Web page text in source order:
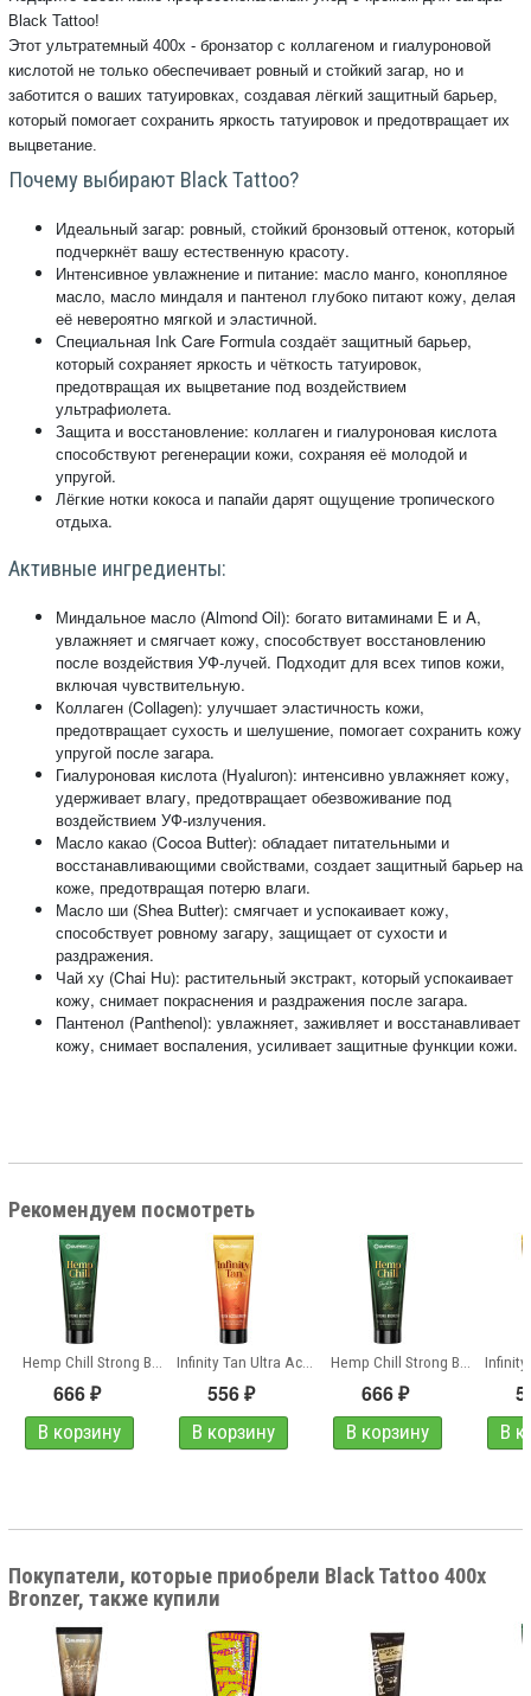
Black Tattoo!
Этот ультратемный 400х - бронзатор с коллагеном и гиалуроновой
кислотой не только обеспечивает ровный и стойкий загар, но и
заботится о ваших татуировках, создавая лёгкий защитный барьер,
который помогает сохранить яркость татуировок и предотвращает их
выцветание.
Почему выбирают Black Tattoo?
Идеальный загар: ровный, стойкий бронзовый оттенок, который
подчеркнёт вашу естественную красоту.
Интенсивное увлажнение и питание: масло манго, конопляное
масло, масло миндаля и пантенол глубоко питают кожу, делая
её невероятно мягкой и эластичной.
Специальная Ink Care Formula создаёт защитный барьер,
который сохраняет яркость и чёткость татуировок,
предотвращая их выцветание под воздействием
ультрафиолета.
Защита и восстановление: коллаген и гиалуроновая кислота
способствуют регенерации кожи, сохраняя её молодой и
упругой.
Лёгкие нотки кокоса и папайи дарят ощущение тропического
отдыха.
Активные ингредиенты:
Миндальное масло (Almond Oil): богато витаминами E и A,
увлажняет и смягчает кожу, способствует восстановлению
после воздействия УФ-лучей. Подходит для всех типов кожи,
включая чувствительную.
Коллаген (Collagen): улучшает эластичность кожи,
предотвращает сухость и шелушение, помогает сохранить кожу
упругой после загара.
Гиалуроновая кислота (Hyaluron): интенсивно увлажняет кожу,
удерживает влагу, предотвращает обезвоживание под
воздействием УФ-излучения.
Масло какао (Cocoa Butter): обладает питательными и
восстанавливающими свойствами, создает защитный барьер на
коже, предотвращая потерю влаги.
Масло ши (Shea Butter): смягчает и успокаивает кожу,
способствует ровному загару, защищает от сухости и
раздражения.
Чай ху (Chai Hu): растительный экстракт, который успокаивает
кожу, снимает покраснения и раздражения после загара.
Пантенол (Panthenol): увлажняет, заживляет и восстанавливает
кожу, снимает воспаления, усиливает защитные функции кожи.
Рекомендуем посмотреть
666 ₽ 556 ₽ 666 ₽
Покупатели, которые приобрели Black Tattoo 400x
Bronzer, также купили